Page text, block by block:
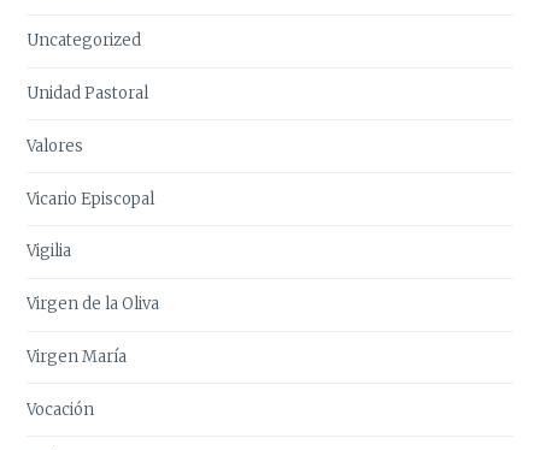
Uncategorized
Unidad Pastoral
Valores
Vicario Episcopal
Vigilia
Virgen de la Oliva
Virgen María
Vocación